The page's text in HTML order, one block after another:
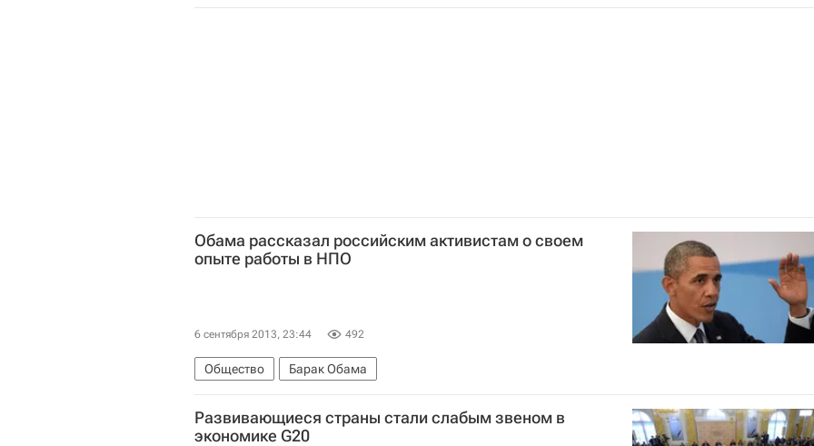
Кристина Фернандес де Киршнер
Большая двадцатка
Саммит G20
Обама рассказал российским активистам о своем
опыте работы в НПО
6 сентября 2013, 23:44 492
Общество Барак Обама
Развивающиеся страны стали слабым звеном в
экономике G20